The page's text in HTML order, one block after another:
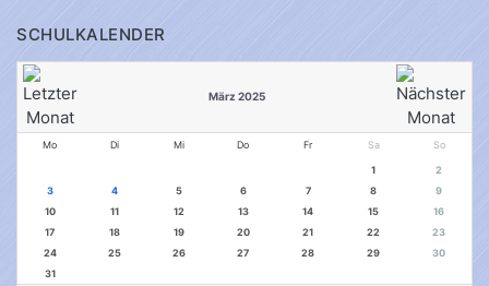
SCHULKALENDER
März 2025
Mo Di Mi Do Fr Sa So
1
2
3
4 5 6 7 8
9
10
11 12 13 14 15
16
17
18 19 20 21 22
23
24
25 26 27 28 29
30
31